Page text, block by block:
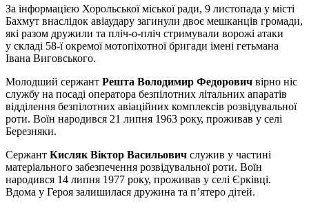
За інформацією Хорольської міської ради, 9 листопада у місті
Бахмут внаслідок авіаудару загинули двоє мешканців громади,
які разом дружили та пліч-о-пліч стримували ворожі атаки
у складі 58-ї окремої мотопіхотної бригади імені гетьмана
Івана Виговського.
Молодший сержант Решта Володимир Федорович вірно ніс
службу на посаді оператора безпілотних літальних апаратів
відділення безпілотних авіаційних комплексів розвідувальної
роти. Воїн народився 21 липня 1963 року, проживав у селі
Березняки.
Сержант Кисляк Віктор Васильович служив у частині
матеріального забезпечення розвідувальної роти. Воїн
народився 14 липня 1977 року, проживав у селі Єрківці.
Вдома у Героя залишилася дружина та п’ятеро дітей.